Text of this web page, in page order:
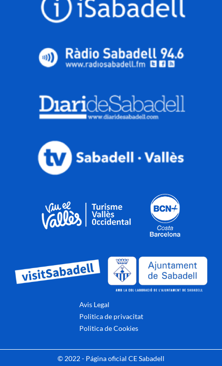
Avis Legal
Politica de privacitat
Politica de Cookies
© 2022 - Página oficial CE Sabadell